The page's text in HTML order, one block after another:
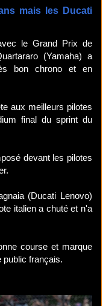
mais les Ducati
le Grand Prix de
(Yamaha) a
bon chrono et en
aux meilleurs pilotes
final du sprint du
devant les pilotes
(Ducati Lenovo)
italien a chuté et n'a
course et marque
public français.